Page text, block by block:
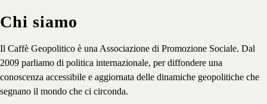
Chi siamo
Il Caffè Geopolitico è una Associazione di Promozione Sociale. Dal
2009 parliamo di politica internazionale, per diffondere una
conoscenza accessibile e aggiornata delle dinamiche geopolitiche che
segnano il mondo che ci circonda.